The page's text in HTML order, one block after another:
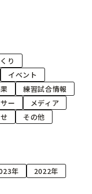
り
イベント
練習試合情報
ー
メディア
その他
年
2022年